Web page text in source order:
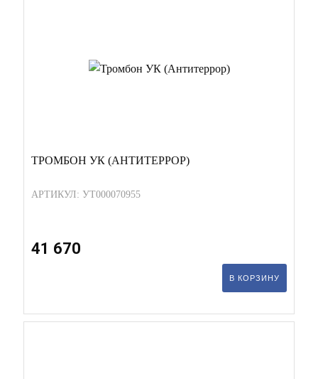
ТРОМБОН УК (АНТИТЕРРОР)
АРТИКУЛ: УТ000070955
41 670
В КОРЗИНУ